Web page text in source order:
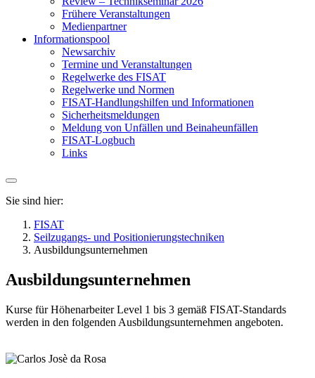
Frühere Veranstaltungen
Medienpartner
Informationspool
Newsarchiv
Termine und Veranstaltungen
Regelwerke des FISAT
Regelwerke und Normen
FISAT-Handlungshilfen und Informationen
Sicherheitsmeldungen
Meldung von Unfällen und Beinaheunfällen
FISAT-Logbuch
Links
Sie sind hier:
FISAT
Seilzugangs- und Positionierungstechniken
Ausbildungsunternehmen
Ausbildungsunternehmen
Kurse für Höhenarbeiter Level 1 bis 3 gemäß FISAT-Standards
werden in den folgenden Ausbildungsunternehmen angeboten.